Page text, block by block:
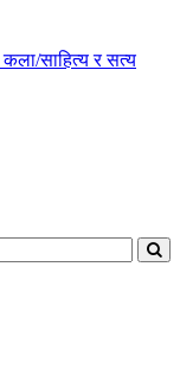
कला/साहित्य र सत्य